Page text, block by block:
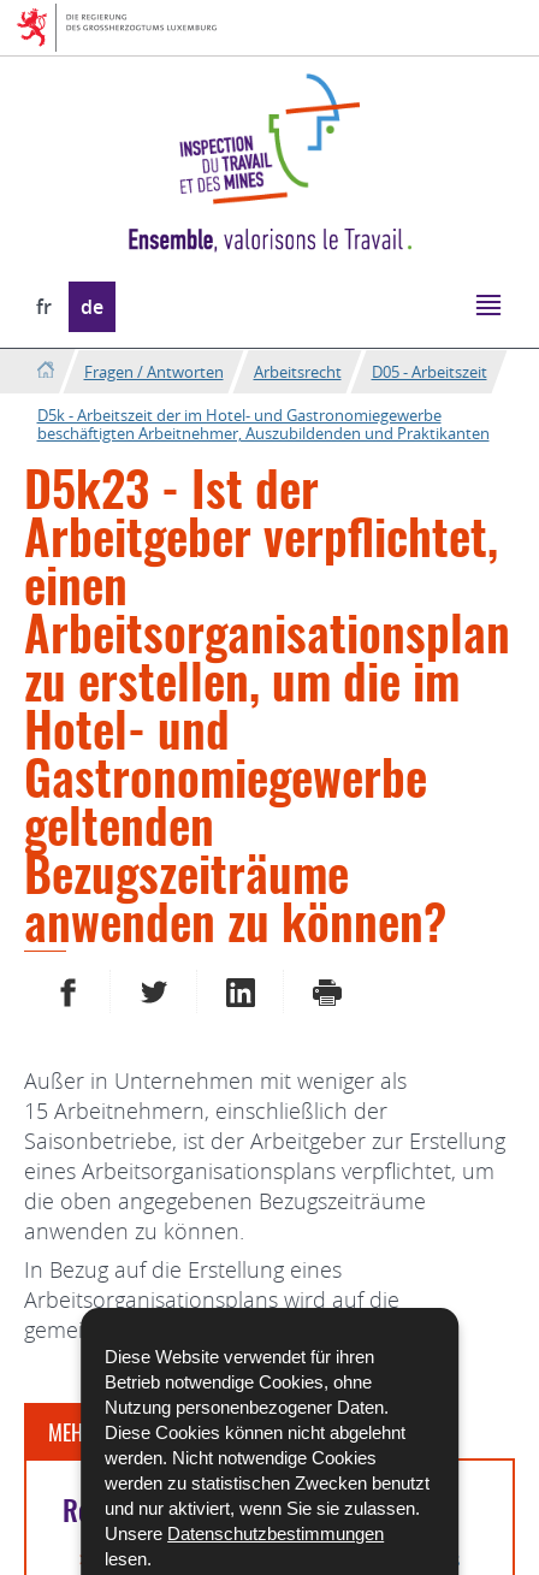
Diese Website verwendet für ihren
Betrieb notwendige Cookies, ohne
Nutzung personenbezogener Daten.
Diese Cookies können nicht abgelehnt
werden. Nicht notwendige Cookies
werden zu statistischen Zwecken benutzt
und nur aktiviert, wenn Sie sie zulassen.
Unsere Datenschutzbestimmungen
lesen.
Zur
Navigation
Zum
Inhalt
Sprache
wechseln
fr de
Fragen / Antworten Arbeitsrecht
D05 - Arbeitszeit
D5k - Arbeitszeit der im Hotel- und Gastronomiegewerbe
beschäftigten Arbeitnehmer, Auszubildenden und Praktikanten
D5k23 - Ist der
Arbeitgeber verpflichtet,
einen
Arbeitsorganisationsplan
zu erstellen, um die im
Hotel- und
Gastronomiegewerbe
geltenden
Bezugszeiträume
anwenden zu können?
AUF FACEBOOK TEILENAUF TWITTER TEILENAUF LINKEDIN TEILEN
DRUCKEN
Außer in Unternehmen mit weniger als
15 Arbeitnehmern, einschließlich der
Saisonbetriebe, ist der Arbeitgeber zur Erstellung
eines Arbeitsorganisationsplans verpflichtet, um
die oben angegebenen Bezugszeiträume
anwenden zu können.
In Bezug auf die Erstellung eines
Arbeitsorganisationsplans wird auf die
gemeinrechtlichen Vorschriften verwiesen.
MEHR DAZU
Rechtsgrundlagen
Artikel L. 212-6 (1) des Arbeitsgesetzbuchs